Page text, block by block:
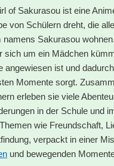
of Sakurasou ist eine
von Schülern dreht, die
namens Sakurasou
sich um ein Mädchen
angewiesen ist und
Momente sorgt.
erleben sie viele
in der Schule und
wie Freundschaft,
verpackt in einer
und bewegenden